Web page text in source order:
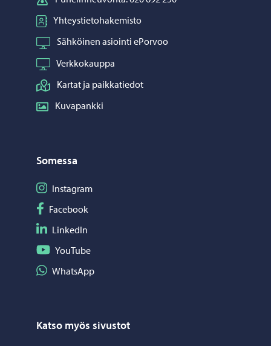
Yhteystietohakemisto
Sähköinen asiointi ePorvoo
Verkkokauppa
Kartat ja paikkatiedot
Kuvapankki
Somessa
Seuraa Instagram
Instagram
Seuraa Facebook
Facebook
Seuraa LinkedIn
LinkedIn
Seuraa YouTube
YouTube
Jaa WhatsApp
WhatsApp
Katso myös sivustot